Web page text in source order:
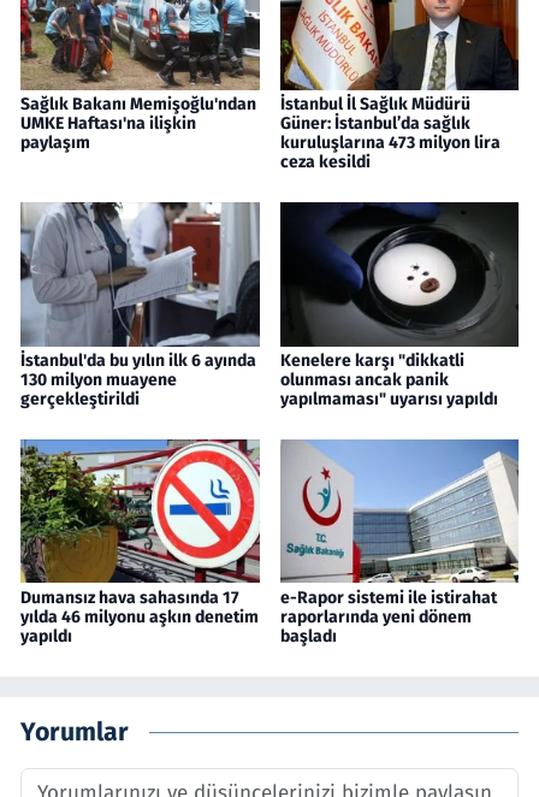
Sağlık Bakanı Memişoğlu'ndan
UMKE Haftası'na ilişkin
paylaşım
İstanbul İl Sağlık Müdürü
Güner: İstanbul’da sağlık
kuruluşlarına 473 milyon lira
ceza kesildi
İstanbul'da bu yılın ilk 6 ayında
130 milyon muayene
gerçekleştirildi
Kenelere karşı "dikkatli
olunması ancak panik
yapılmaması" uyarısı yapıldı
Dumansız hava sahasında 17
yılda 46 milyonu aşkın denetim
yapıldı
e-Rapor sistemi ile istirahat
raporlarında yeni dönem
başladı
Yorumlar